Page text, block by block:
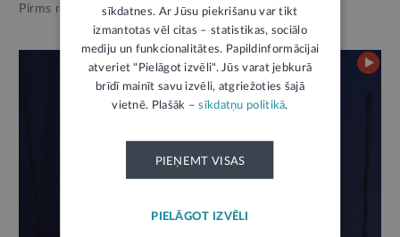
Pirms mēneša, Valsts pārvalde
sīkdatnes. Ar Jūsu piekrišanu var tikt
izmantotas vēl citas – statistikas, sociālo
mediju un funkcionalitātes. Papildinformācijai
atveriet "Pielāgot izvēli". Jūs varat jebkurā
brīdī mainīt savu izvēli, atgriežoties šajā
vietnē. Plašāk –sīkdatņu politikā.
PIEŅEMT VISAS
PIELĀGOT IZVĒLI